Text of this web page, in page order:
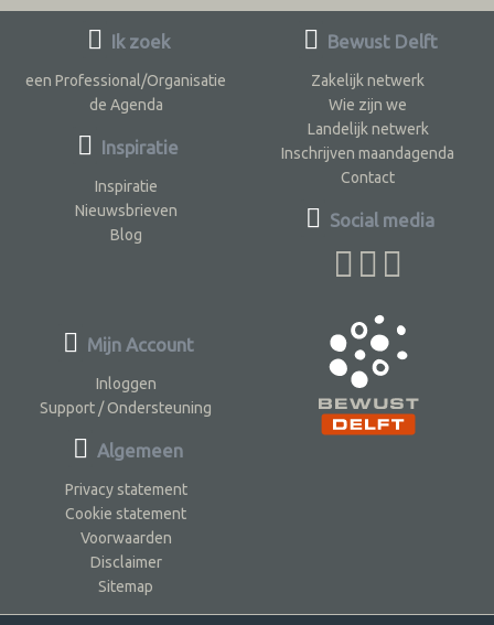
Ik zoek
een Professional/Organisatie
de Agenda
Inspiratie
Inspiratie
Nieuwsbrieven
Blog
Bewust Delft
Zakelijk netwerk
Wie zijn we
Landelijk netwerk
Inschrijven maandagenda
Contact
Social media
Mijn Account
Inloggen
Support / Ondersteuning
Algemeen
Privacy statement
Cookie statement
Voorwaarden
Disclaimer
Sitemap